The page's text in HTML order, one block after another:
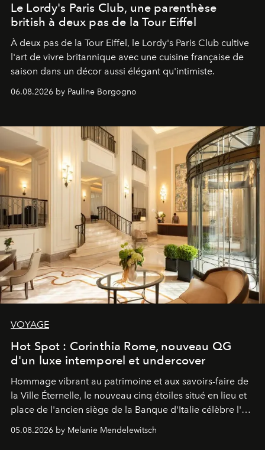
Le Lordy's Paris Club, une parenthèse
british à deux pas de la Tour Eiffel
À deux pas de la Tour Eiffel, le Lordy's Paris Club cultive
l'art de vivre britannique avec une cuisine française de
saison dans un décor aussi élégant qu'intimiste.
06.08.2026 by Pauline Borgogno
VOYAGE
Hot Spot : Corinthia Rome, nouveau QG
d'un luxe intemporel et undercover
Hommage vibrant au patrimoine et aux savoirs-faire de
la Ville Éternelle, le nouveau cinq étoiles situé en lieu et
place de l'ancien siège de la Banque d'Italie célèbre l'art
de vivre Romain dans toute son élégance intemporelle.
05.08.2026 by Melanie Mendelewitsch